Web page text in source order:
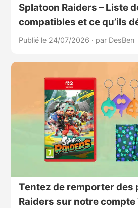
Splatoon Raiders – Liste
compatibles et ce qu’ils
Publié le 24/07/2026 · par DesBen
Tentez de remporter des
Raiders sur notre compte